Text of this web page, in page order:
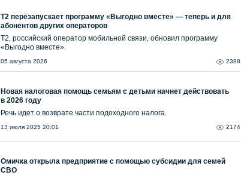
Т2 перезапускает программу «Выгодно вместе» — теперь и для
абонентов других операторов
T2, российский оператор мобильной связи, обновил программу
«Выгодно вместе».
05 августа 2026 2388
Новая налоговая помощь семьям с детьми начнет действовать
в 2026 году
Речь идет о возврате части подоходного налога.
13 июля 2025 20:01 2174
Омичка открыла предприятие с помощью субсидии для семей
СВО